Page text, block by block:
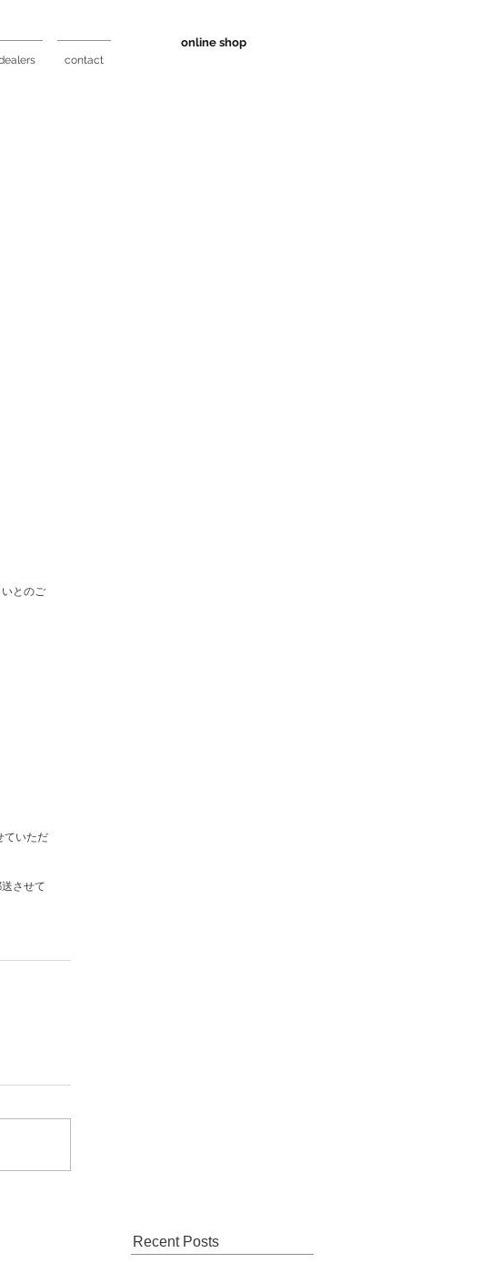
contact
online shop
とのご
させて
Recent Posts